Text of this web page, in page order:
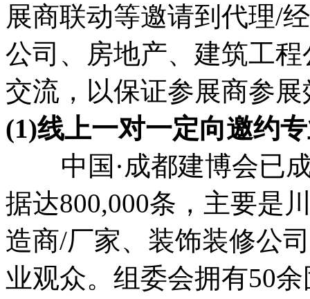
展商联动等邀请到代理/
公司、房地产、建筑工
交流，以保证参展商参
(1)线上一对一定向邀约
中国·成都建博会已成
据达800,000条，主要是
造商/厂家、装饰装修公
业观众。组委会拥有50